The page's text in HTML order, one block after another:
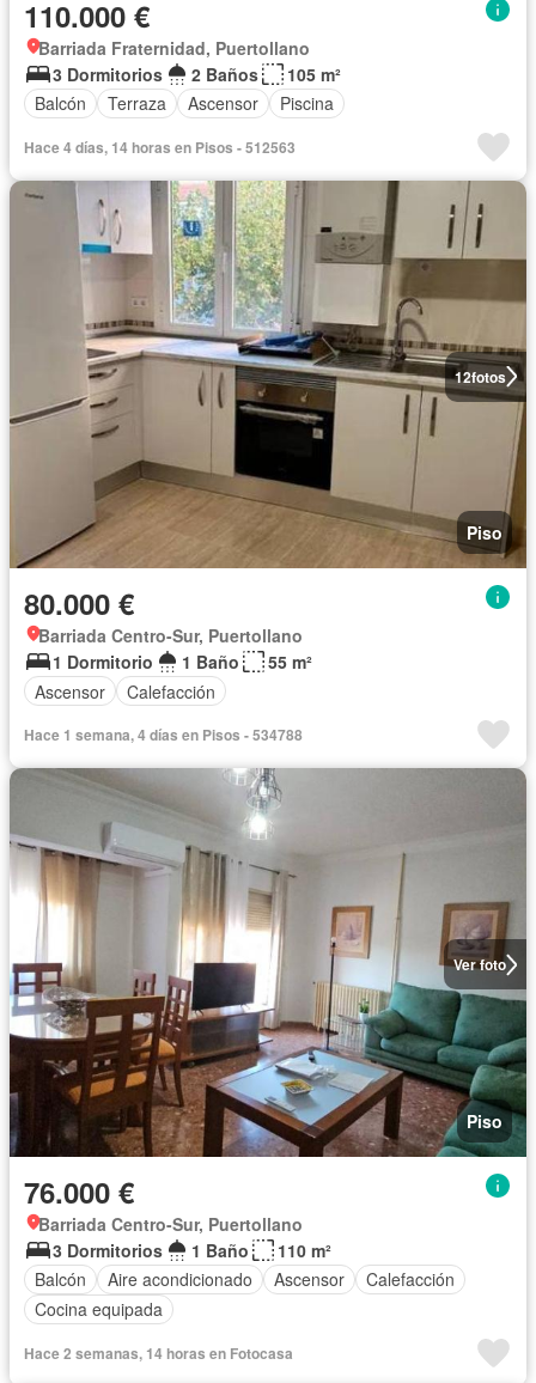
110.000 €
Barriada Fraternidad, Puertollano
3 Dormitorios
2 Baños
105 m²
Balcón
Terraza Ascensor Piscina
Hace 4 días, 14 horas en Pisos - 512563
12fotos
Piso
80.000 €
Barriada Centro-Sur, Puertollano
1 Dormitorio
1 Baño
55 m²
Ascensor
Calefacción
Hace 1 semana, 4 días en Pisos - 534788
Ver foto
Piso
76.000 €
Barriada Centro-Sur, Puertollano
3 Dormitorios
1 Baño
110 m²
Balcón
Aire acondicionado Ascensor
Calefacción
Cocina equipada
Hace 2 semanas, 14 horas en Fotocasa